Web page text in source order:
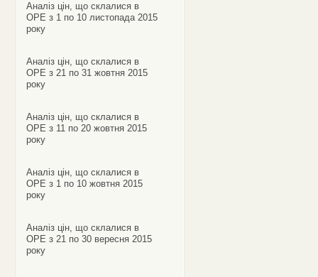
Аналіз цін, що склалися в
ОРЕ з 1 по 10 листопада 2015
року
Аналіз цін, що склалися в
ОРЕ з 21 по 31 жовтня 2015
року
Аналіз цін, що склалися в
ОРЕ з 11 по 20 жовтня 2015
року
Аналіз цін, що склалися в
ОРЕ з 1 по 10 жовтня 2015
року
Аналіз цін, що склалися в
ОРЕ з 21 по 30 вересня 2015
року